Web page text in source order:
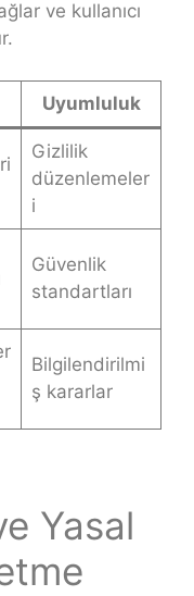
ve kullanıcı
Uyumluluk
Gizlilik
düzenlemeler
i
Güvenlik
standartları
Bilgilendirilmi
ş kararlar
Yasal